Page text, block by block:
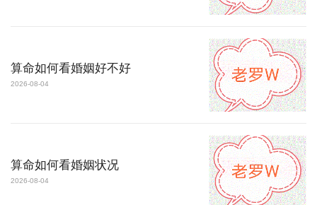
算命如何看婚姻好不好
2026-08-04
算命如何看婚姻状况
2026-08-04